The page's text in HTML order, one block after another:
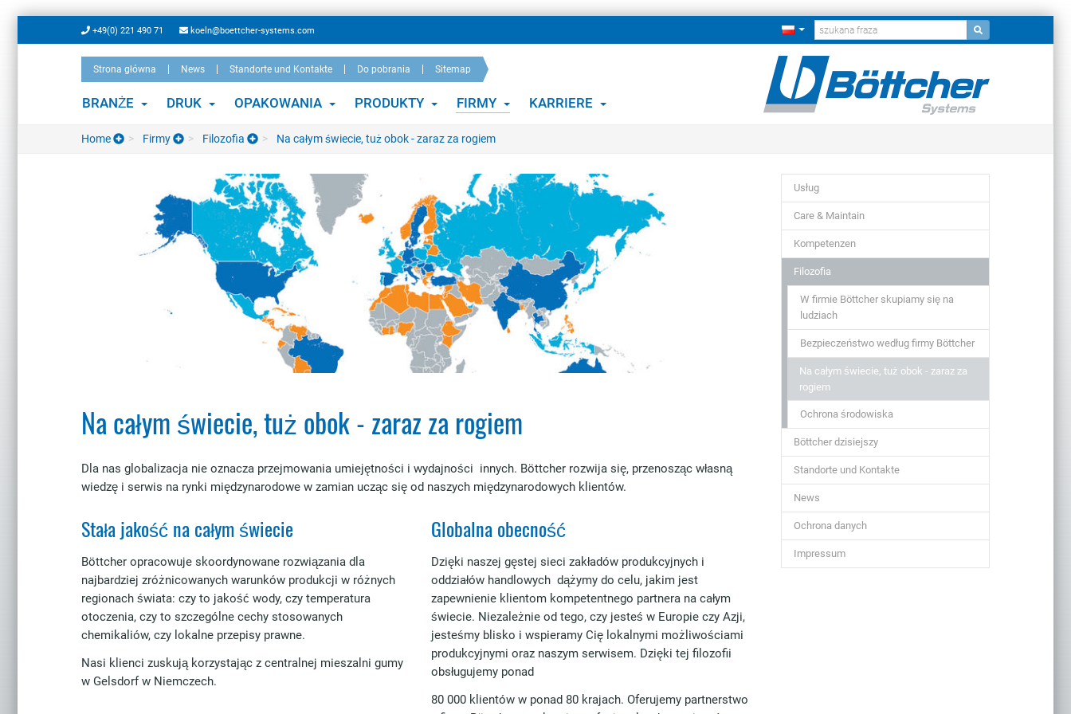
to
+49(0) 221 490 71 koeln@boettcher-systems.com
Strona główna News Standorte und Kontakte Do pobrania Sitemap
BRANŻE DRUK OPAKOWANIA PRODUKTY FIRMY KARRIERE
Home Firmy Filozofia Na całym świecie, tuż obok - zaraz za rogiem
Na całym świecie, tuż obok - zaraz za rogiem
Dla nas globalizacja nie oznacza przejmowania umiejętności i wydajności innych. Böttcher rozwija się, przenosząc własną
wiedzę i serwis na rynki międzynarodowe w zamian ucząc się od naszych międzynarodowych klientów.
Stała jakość na całym świecie
Böttcher opracowuje skoordynowane rozwiązania dla
najbardziej zróżnicowanych warunków produkcji w różnych
regionach świata: czy to jakość wody, czy temperatura
otoczenia, czy to szczególne cechy stosowanych
chemikaliów, czy lokalne przepisy prawne.
Nasi klienci zuskują korzystając z centralnej mieszalni gumy
w Gelsdorf w Niemczech.
Globalna obecność
Dzięki naszej gęstej sieci zakładów produkcyjnych i
oddziałów handlowych dążymy do celu, jakim jest
zapewnienie klientom kompetentnego partnera na całym
świecie. Niezależnie od tego, czy jesteś w Europie czy Azji,
jesteśmy blisko i wspieramy Cię lokalnymi możliwościami
produkcyjnymi oraz naszym serwisem. Dzięki tej filozofii
obsługujemy ponad
80 000 klientów w ponad 80 krajach. Oferujemy partnerstwo
Usług
Care & Maintain
Kompetenzen
Filozofia
W firmie Böttcher skupiamy się na
ludziach
Bezpieczeństwo według firmy Böttcher
Na całym świecie, tuż obok - zaraz za
rogiem
Ochrona środowiska
Böttcher dzisiejszy
Standorte und Kontakte
News
Ochrona danych
Impressum